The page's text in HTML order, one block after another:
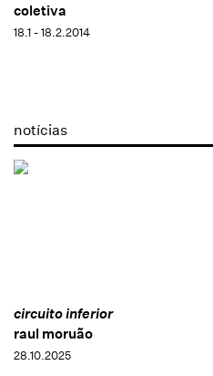
coletiva
18.1 - 18.2.2014
notícias
circuito inferior
raul moruão
28.10.2025